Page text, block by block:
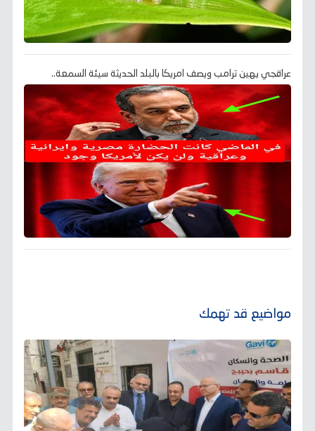
عراقجي يهين ترامب ويصف امريكا بالبلد الحديثة سيئة السمعة..
مواضيع قد تهمك